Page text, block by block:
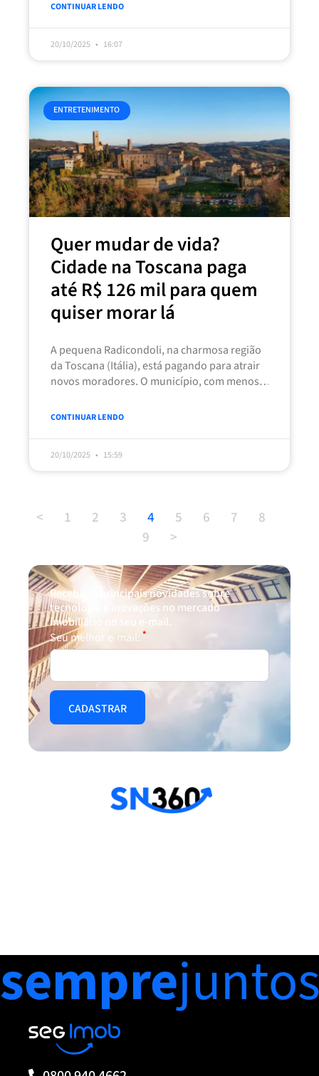
CONTINUAR LENDO
20/10/2025 16:07
ENTRETENIMENTO
Quer mudar de vida?
Cidade na Toscana paga
até R$ 126 mil para quem
quiser morar lá
A pequena Radicondoli, na charmosa região
da Toscana (Itália), está pagando para atrair
novos moradores. O município, com menos
CONTINUAR LENDO
20/10/2025 15:59
< 1 2 3 4 5 6 7
8
9
>
Receba as principais novidades sobre
tecnologia e inovações no mercado
imobiliário no seu e-mail.
Seu melhor e-mail: *
sempre